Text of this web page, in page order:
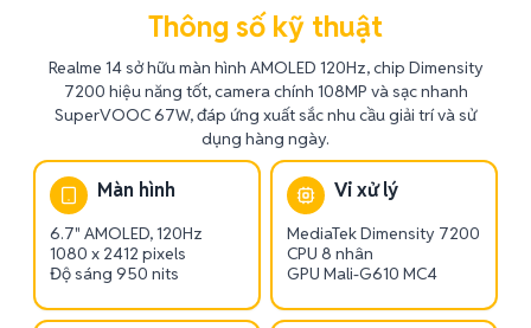
Thông số kỹ thuật
Realme 14 sở hữu màn hình AMOLED 120Hz, chip Dimensity
7200 hiệu năng tốt, camera chính 108MP và sạc nhanh
SuperVOOC 67W, đáp ứng xuất sắc nhu cầu giải trí và sử
dụng hàng ngày.
Màn hình
6.7" AMOLED, 120Hz
1080 x 2412 pixels
Độ sáng 950 nits
Vi xử lý
MediaTek Dimensity 7200
CPU 8 nhân
GPU Mali-G610 MC4